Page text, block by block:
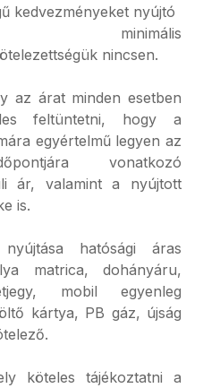
kedvezményeket nyújtó
minimális
nincsen.
az árat minden esetben
feltüntetni, hogy a
egyértelmű legyen az
vonatkozó
ár, valamint a nyújtott
is.
hatósági áras
matrica, dohányáru,
mobil egyenleg
kártya, PB gáz, újság
köteles tájékoztatni a